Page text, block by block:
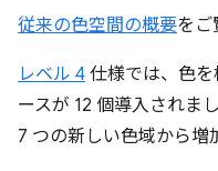
従来の色空間の概要をご
レベル 4 仕様では、色
ースが 12 個導入されま
7 つの新しい色域から増